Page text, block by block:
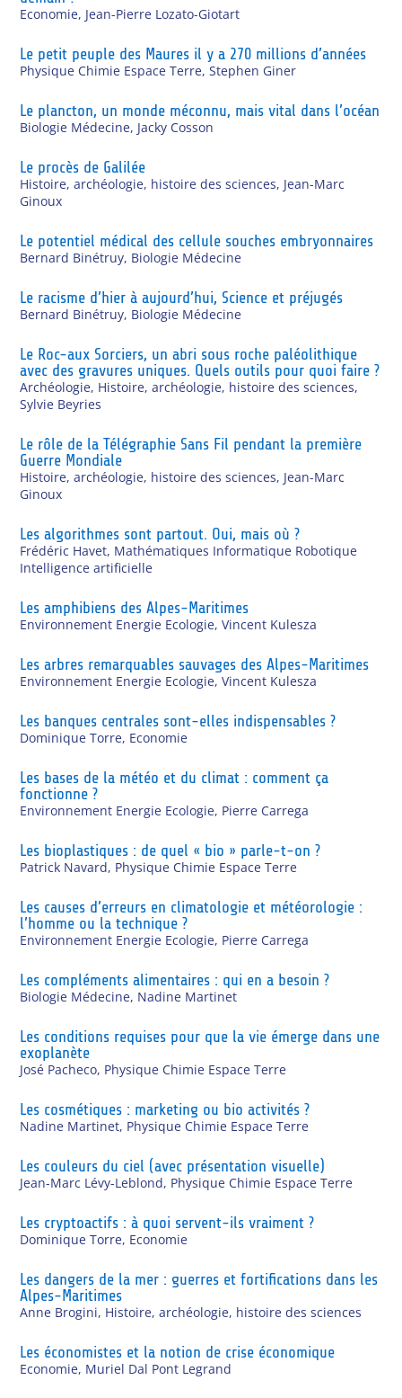
Economie, Jean-Pierre Lozato-Giotart
Le petit peuple des Maures il y a 270 millions d’années
Physique Chimie Espace Terre,Stephen Giner
Le plancton, un monde méconnu, mais vital dans l’océan
Biologie Médecine, Jacky Cosson
Le procès de Galilée
Histoire, archéologie, histoire des sciences, Jean-Marc
Ginoux
Le potentiel médical des cellule souches embryonnaires
Bernard Binétruy, Biologie Médecine
Le racisme d’hier à aujourd’hui, Science et préjugés
Bernard Binétruy, Biologie Médecine
Le Roc-aux Sorciers, un abri sous roche paléolithique
avec des gravures uniques. Quels outils pour quoi faire ?
Archéologie, Histoire, archéologie, histoire des sciences,
Sylvie Beyries
Le rôle de la Télégraphie Sans Fil pendant la première
Guerre Mondiale
Histoire, archéologie, histoire des sciences, Jean-Marc
Ginoux
Les algorithmes sont partout. Oui, mais où ?
Frédéric Havet, Mathématiques Informatique Robotique
Intelligence artificielle
Les amphibiens des Alpes-Maritimes
Environnement Energie Ecologie,Vincent Kulesza
Les arbres remarquables sauvages des Alpes-Maritimes
Environnement Energie Ecologie,Vincent Kulesza
Les banques centrales sont-elles indispensables ?
Dominique Torre, Economie
Les bases de la météo et du climat : comment ça
fonctionne ?
Environnement Energie Ecologie, Pierre Carrega
Les bioplastiques : de quel « bio » parle-t-on ?
Patrick Navard, Physique Chimie Espace Terre
Les causes d’erreurs en climatologie et météorologie :
l’homme ou la technique ?
Environnement Energie Ecologie, Pierre Carrega
Les compléments alimentaires : qui en a besoin ?
Biologie Médecine, Nadine Martinet
Les conditions requises pour que la vie émerge dans une
exoplanète
José Pacheco, Physique Chimie Espace Terre
Les cosmétiques : marketing ou bio activités ?
Nadine Martinet, Physique Chimie Espace Terre
Les couleurs du ciel (avec présentation visuelle)
Jean-Marc Lévy-Leblond, Physique Chimie Espace Terre
Les cryptoactifs : à quoi servent-ils vraiment ?
Dominique Torre, Economie
Les dangers de la mer : guerres et fortifications dans les
Alpes-Maritimes
Anne Brogini, Histoire, archéologie, histoire des sciences
Les économistes et la notion de crise économique
Economie, Muriel Dal Pont Legrand